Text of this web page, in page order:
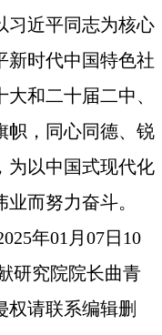
习近平同志为核心
新时代中国特色社
和二十届二中、
帜，同心同德、锐
为以中国式现代化
而努力奋斗。
年01 月 07日 10
研究院院长曲青
权请联系编辑删